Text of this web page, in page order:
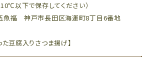
以下で保存してください）
魚福 神戸市長田区海運町8丁目6番地
た豆腐入りさつま揚げ】